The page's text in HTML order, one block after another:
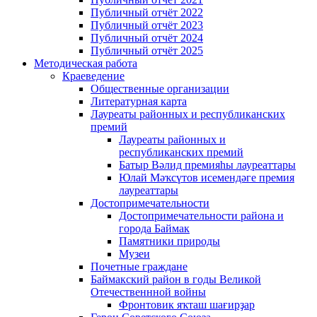
Публичный отчёт 2022
Публичный отчёт 2023
Публичный отчёт 2024
Публичный отчёт 2025
Методическая работа
Краеведение
Общественные организации
Литературная карта
Лауреаты районных и республиканских
премий
Лауреаты районных и
республиканских премий
Батыр Вәлид премияһы лауреаттары
Юлай Мәҡсүтов исемендәге премия
лауреаттары
Достопримечательности
Достопримечательности района и
города Баймак
Памятники природы
Музеи
Почетные граждане
Баймакский район в годы Великой
Отечественнной войны
Фронтовик яҡташ шағирҙар